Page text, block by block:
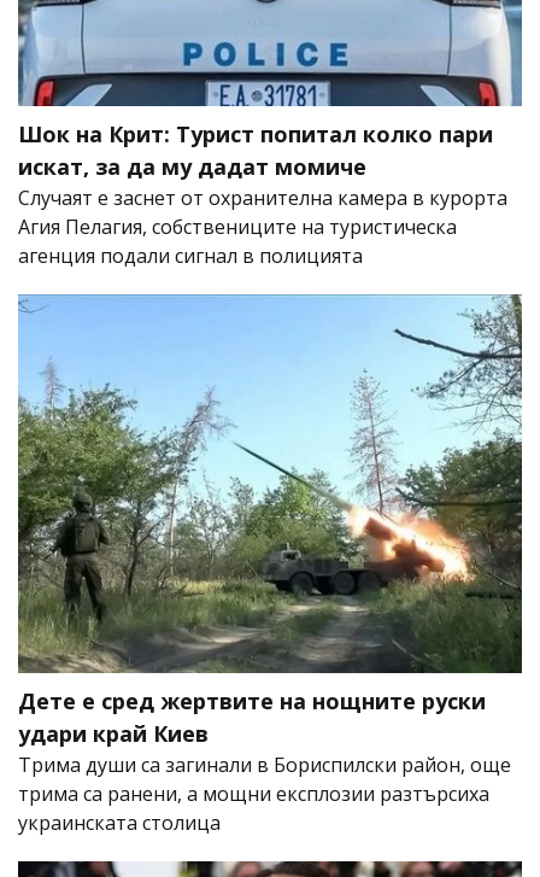
Шок на Крит: Турист попитал колко пари
искат, за да му дадат момиче
Случаят е заснет от охранителна камера в курорта
Агия Пелагия, собствениците на туристическа
агенция подали сигнал в полицията
Дете е сред жертвите на нощните руски
удари край Киев
Трима души са загинали в Бориспилски район, още
трима са ранени, а мощни експлозии разтърсиха
украинската столица